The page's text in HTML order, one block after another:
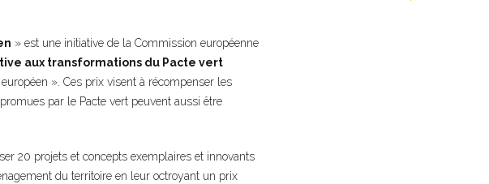
» est une initiative de la Commission européenne
aux transformations du Pacte vert
». Ces prix visent à récompenser les
par le Pacte vert peuvent aussi être
20 projets et concepts exemplaires et innovants
du territoire en leur octroyant un prix